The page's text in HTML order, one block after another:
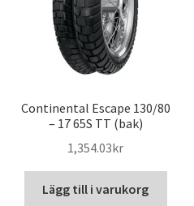
Continental Escape 130/80
– 17 65S TT (bak)
1,354.03kr
Lägg till i varukorg